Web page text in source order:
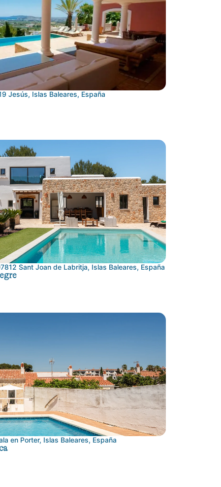
Jesús, Islas Baleares, España
Sant Joan de Labritja, Islas Baleares, España
en Porter, Islas Baleares, España